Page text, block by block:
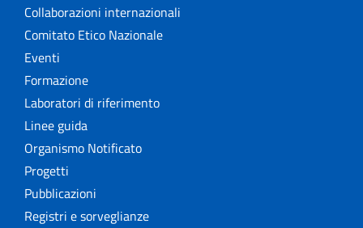
Collaborazioni internazionali
Comitato Etico Nazionale
Eventi
Formazione
Laboratori di riferimento
Linee guida
Organismo Notificato
Progetti
Pubblicazioni
Registri e sorveglianze